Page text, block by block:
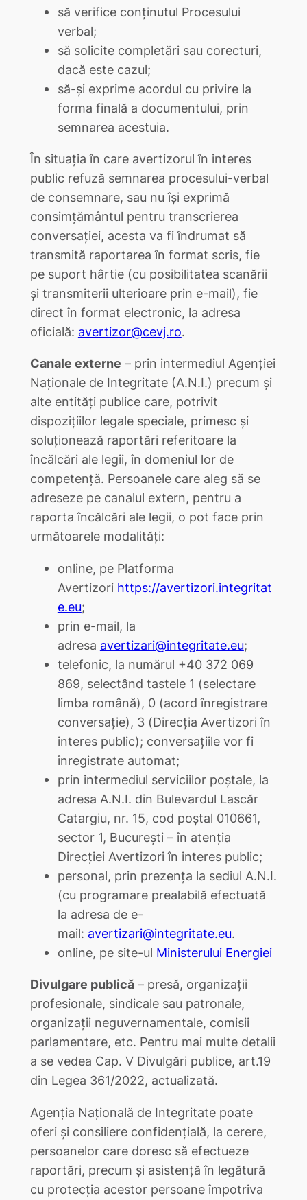
să verifice conținutul Procesului
verbal;
să solicite completări sau corecturi,
dacă este cazul;
să-și exprime acordul cu privire la
forma finală a documentului, prin
semnarea acestuia.
În situația în care avertizorul în interes
public refuză semnarea procesului-verbal
de consemnare, sau nu își exprimă
consimțământul pentru transcrierea
conversației, acesta va fi îndrumat să
transmită raportarea în format scris, fie
pe suport hârtie (cu posibilitatea scanării
și transmiterii ulterioare prin e-mail), fie
direct în format electronic, la adresa
oficială: avertizor@cevj.ro.
Canale externe – prin intermediul Agenției
Naționale de Integritate (A.N.I.) precum și
alte entități publice care, potrivit
dispoziţiilor legale speciale, primesc și
soluționează raportări referitoare la
încălcări ale legii, în domeniul lor de
competență. Persoanele care aleg să se
adreseze pe canalul extern, pentru a
raporta încălcări ale legii, o pot face prin
următoarele modalități:
online, pe Platforma
Avertizori https://avertizori.integritat
e.eu;
prin e-mail, la
adresa avertizari@integritate.eu;
telefonic, la numărul +40 372 069
869, selectând tastele 1 (selectare
limba română), 0 (acord înregistrare
conversație), 3 (Direcția Avertizori în
interes public); conversațiile vor fi
înregistrate automat;
prin intermediul serviciilor poștale, la
adresa A.N.I. din Bulevardul Lascăr
Catargiu, nr. 15, cod poștal 010661,
sector 1, București – în atenția
Direcției Avertizori în interes public;
personal, prin prezența la sediul A.N.I.
(cu programare prealabilă efectuată
la adresa de e-
mail: avertizari@integritate.eu.
online, pe site-ul Ministerului Energiei
Divulgare publică– presă, organizații
profesionale, sindicale sau patronale,
organizații neguvernamentale, comisii
parlamentare, etc. Pentru mai multe detalii
a se vedea Cap. V Divulgări publice, art.19
din Legea 361/2022, actualizată.
Agenția Națională de Integritate poate
oferi și consiliere confidențială, la cerere,
persoanelor care doresc să efectueze
raportări, precum și asistență în legătură
cu protecția acestor persoane împotriva